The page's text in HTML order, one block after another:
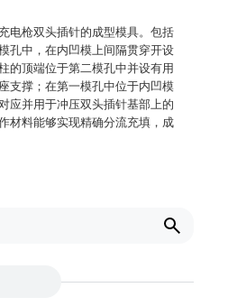
电枪双头插针的成型模具。包括
孔中，在内凹模上间隔贯穿开设
的顶端位于第二模孔中并设有用
支撑；在第一模孔中位于内凹模
应并用于冲压双头插针基部上的
材料能够实现精确分流充填，成